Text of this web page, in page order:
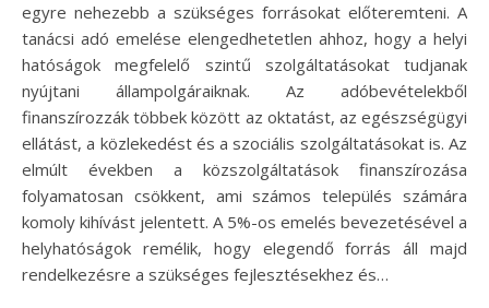
egyre nehezebb a szükséges forrásokat előteremteni. A
tanácsi adó emelése elengedhetetlen ahhoz, hogy a helyi
hatóságok megfelelő szintű szolgáltatásokat tudjanak
nyújtani állampolgáraiknak. Az adóbevételekből
finanszírozzák többek között az oktatást, az egészségügyi
ellátást, a közlekedést és a szociális szolgáltatásokat is. Az
elmúlt években a közszolgáltatások finanszírozása
folyamatosan csökkent, ami számos település számára
komoly kihívást jelentett. A 5%-os emelés bevezetésével a
helyhatóságok remélik, hogy elegendő forrás áll majd
rendelkezésre a szükséges fejlesztésekhez és…